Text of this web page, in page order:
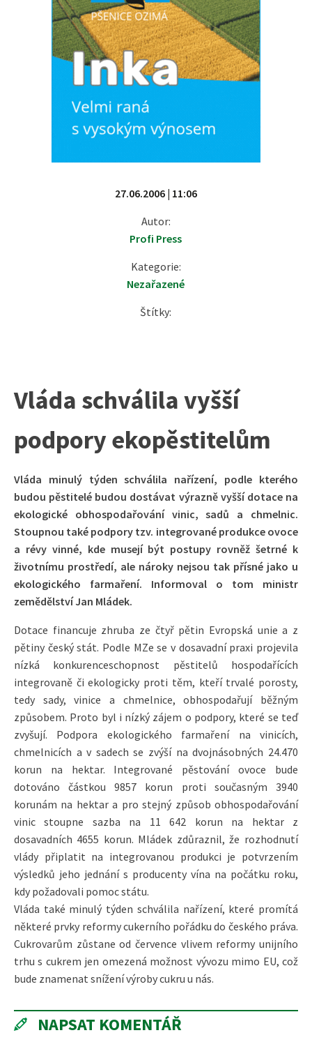
27.06.2006 | 11:06
Autor:
Profi Press
Kategorie:
Nezařazené
Štítky:
Vláda schválila vyšší
podpory ekopěstitelům
Vláda minulý týden schválila nařízení, podle kterého
budou pěstitelé budou dostávat výrazně vyšší dotace na
ekologické obhospodařování vinic, sadů a chmelnic.
Stoupnou také podpory tzv. integrované produkce ovoce
a révy vinné, kde musejí být postupy rovněž šetrné k
životnímu prostředí, ale nároky nejsou tak přísné jako u
ekologického farmaření. Informoval o tom ministr
zemědělství Jan Mládek.
Dotace financuje zhruba ze čtyř pětin Evropská unie a z
pětiny český stát. Podle MZe se v dosavadní praxi projevila
nízká konkurenceschopnost pěstitelů hospodařících
integrovaně či ekologicky proti těm, kteří trvalé porosty,
tedy sady, vinice a chmelnice, obhospodařují běžným
způsobem. Proto byl i nízký zájem o podpory, které se teď
zvyšují. Podpora ekologického farmaření na vinicích,
chmelnicích a v sadech se zvýší na dvojnásobných 24.470
korun na hektar. Integrované pěstování ovoce bude
dotováno částkou 9857 korun proti současným 3940
korunám na hektar a pro stejný způsob obhospodařování
vinic stoupne sazba na 11 642 korun na hektar z
dosavadních 4655 korun. Mládek zdůraznil, že rozhodnutí
vlády připlatit na integrovanou produkci je potvrzením
výsledků jeho jednání s producenty vína na počátku roku,
kdy požadovali pomoc státu.
Vláda také minulý týden schválila nařízení, které promítá
některé prvky reformy cukerního pořádku do českého práva.
Cukrovarům zůstane od července vlivem reformy unijního
trhu s cukrem jen omezená možnost vývozu mimo EU, což
bude znamenat snížení výroby cukru u nás.
NAPSAT KOMENTÁŘ